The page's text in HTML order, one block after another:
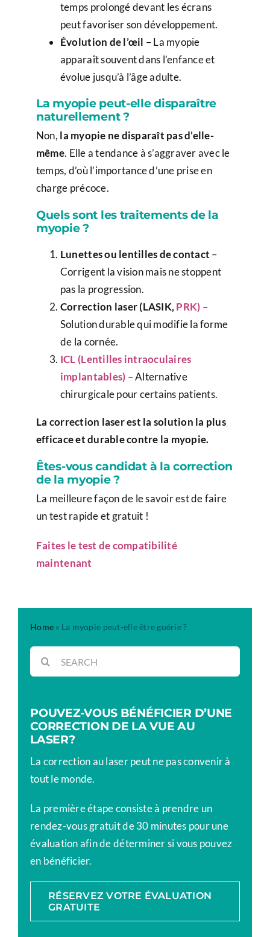
temps prolongé devant les écrans
peut favoriser son développement.
Évolution de l’œil – La myopie
apparaît souvent dans l’enfance et
évolue jusqu’à l’âge adulte.
La myopie peut-elle disparaître
naturellement ?
Non, la myopie ne disparaît pas d’elle-
même. Elle a tendance à s’aggraver avec le
temps, d’où l’importance d’une prise en
charge précoce.
Quels sont les traitements de la
myopie ?
Lunettes ou lentilles de contact –
Corrigent la vision mais ne stoppent
pas la progression.
Correction laser (LASIK,PRK) –
Solution durable qui modifie la forme
de la cornée.
ICL (Lentilles intraoculaires
implantables) – Alternative
chirurgicale pour certains patients.
La correction laser est la solution la plus
efficace et durable contre la myopie.
Êtes-vous candidat à la correction
de la myopie ?
La meilleure façon de le savoir est de faire
un test rapide et gratuit !
Faites le test de compatibilité
maintenant
Home » La myopie peut-elle être guérie ?
Rechercher:
POUVEZ-VOUS BÉNÉFICIER D’UNE
CORRECTION DE LA VUE AU
LASER?
La correction au laser peut ne pas convenir à
tout le monde.
La première étape consiste à prendre un
rendez-vous gratuit de 30 minutes pour une
évaluation afin de déterminer si vous pouvez
en bénéficier.
RÉSERVEZ VOTRE ÉVALUATION
GRATUITE